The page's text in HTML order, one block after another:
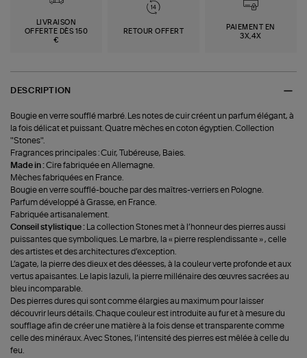
LIVRAISON
OFFERTE DÈS 150
€
RETOUR OFFERT
PAIEMENT EN
3X,4X
DESCRIPTION
Bougie en verre soufflé marbré. Les notes de cuir créent un parfum élégant, à
la fois délicat et puissant. Quatre mèches en coton égyptien. Collection
"Stones".
Fragrances principales : Cuir, Tubéreuse, Baies.
Made in :Cire fabriquée en Allemagne.
Mèches fabriquées en France.
Bougie en verre soufflé-bouche par des maîtres-verriers en Pologne.
Parfum développé à Grasse, en France.
Fabriquée artisanalement.
Conseil stylistique :
La collection Stones met à l’honneur des pierres aussi
puissantes que symboliques. Le marbre, la « pierre resplendissante » , celle
des artistes et des architectures d’exception.
L’agate, la pierre des dieux et des déesses, à la couleur verte profonde et aux
vertus apaisantes. Le lapis lazuli, la pierre millénaire des œuvres sacrées au
bleu incomparable.
Des pierres dures qui sont comme élargies au maximum pour laisser
découvrir leurs détails. Chaque couleur est introduite au fur et à mesure du
soufflage afin de créer une matière à la fois dense et transparente comme
celle des minéraux. Avec Stones, l’intensité des pierres est mêlée à celle du
feu.